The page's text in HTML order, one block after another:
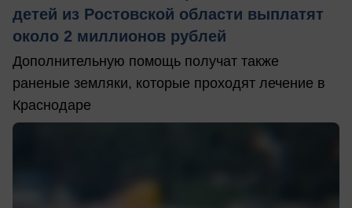
детей из Ростовской области выплатят
около 2 миллионов рублей
Дополнительную помощь получат также
раненые земляки, которые проходят лечение в
Краснодаре